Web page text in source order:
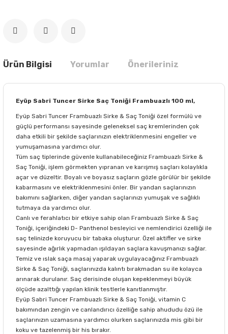
Ürün Bilgisi Yorumlar Önerileriniz
Eyüp Sabri Tuncer Sirke Saç Toniği Frambuazlı 100 ml,
Eyüp Sabri Tuncer Frambuazlı Sirke & Saç Toniği özel formülü ve
güçlü performansı sayesinde geleneksel saç kremlerinden çok
daha etkili bir şekilde saçlarınızın elektriklenmesini engeller ve
yumuşamasına yardımcı olur.
Tüm saç tiplerinde güvenle kullanabileceğiniz Frambuazlı Sirke &
Saç Toniği, işlem görmekten yıpranan ve karışmış saçları kolaylıkla
açar ve düzeltir. Boyalı ve boyasız saçların gözle görülür bir şekilde
kabarmasını ve elektriklenmesini önler. Bir yandan saçlarınızın
bakımını sağlarken, diğer yandan saçlarınızı yumuşak ve sağlıklı
tutmaya da yardımcı olur.
Canlı ve ferahlatıcı bir etkiye sahip olan Frambuazlı Sirke & Saç
Toniği, içeriğindeki D- Panthenol besleyici ve nemlendirici özelliği ile
saç telinizde koruyucu bir tabaka oluşturur. Özel aktifler ve sirke
sayesinde ağırlık yapmadan ışıldayan saçlara kavuşmanızı sağlar.
Temiz ve ıslak saça masaj yaparak uygulayacağınız Frambuazlı
Sirke & Saç Toniği, saçlarınızda kalıntı bırakmadan su ile kolayca
arınarak durulanır. Saç derisinde oluşan kepeklenmeyi büyük
ölçüde azalttığı yapılan klinik testlerle kanıtlanmıştır.
Eyüp Sabri Tuncer Frambuazlı Sirke & Saç Toniği, vitamin C
bakımından zengin ve canlandırıcı özelliğe sahip ahududu özü ile
saçlarınızın uzamasına yardımcı olurken saçlarınızda mis gibi bir
koku ve tazelenmiş bir his bırakır.